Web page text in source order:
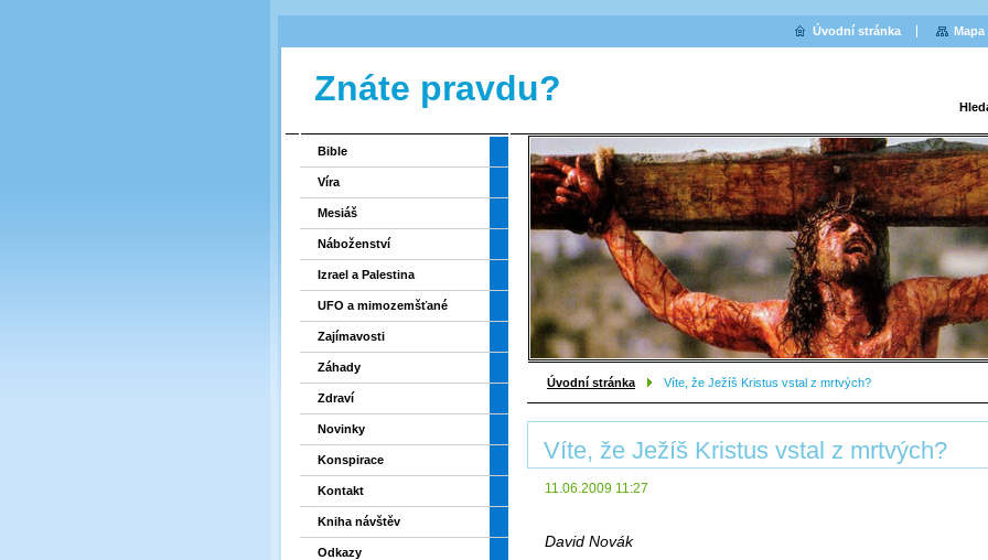
Znáte pravdu?
Úvodní stránka Víte, že Ježíš Kristus vstal z mrtvých?
Víte, že Ježíš Kristus vstal z mrtvých?
11.06.2009 11:27
David Novák
Bible
Víra
Mesiáš
Náboženství
Izrael a Palestina
UFO a mimozemšťané
Zajímavosti
Záhady
Zdraví
Novinky
Konspirace
Kontakt
Kniha návštěv
Odkazy
Úvodní stránka